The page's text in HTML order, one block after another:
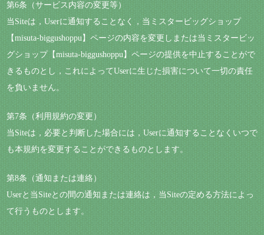
第6条（サービス内容の変更等）
当Siteは，Userに通知することなく，当ミスタービッグショップ
【misuta-biggushoppu】ページの内容を変更しまたは当ミスタービッ
グショップ【misuta-biggushoppu】ページの提供を中止することがで
きるものとし，これによってUserに生じた損害について一切の責任
を負いません。
第7条（利用規約の変更）
当Siteは，必要と判断した場合には，Userに通知することなくいつで
も本規約を変更することができるものとします。
第8条（通知または連絡）
Userと当Siteとの間の通知または連絡は，当Siteの定める方法によっ
て行うものとします。